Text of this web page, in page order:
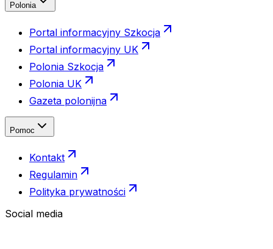
Polonia
Portal informacyjny Szkocja
Portal informacyjny UK
Polonia Szkocja
Polonia UK
Gazeta polonijna
Pomoc
Kontakt
Regulamin
Polityka prywatności
Social media